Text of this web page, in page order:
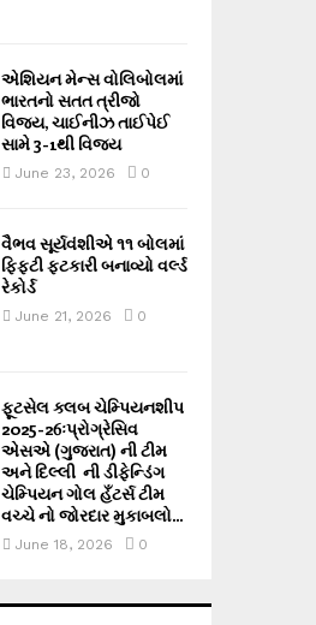
એશિયન મેન્સ વોલિબોલમાં
ભારતનો સતત ત્રીજો
વિજય, ચાઈનીઝ તાઈપેઈ
સામે 3-1થી વિજય
June 23, 2026 0
વૈભવ સૂર્યવંશીએ ૧૧ બોલમાં
ફિફ્ટી ફટકારી બનાવ્યો વર્લ્ડ
રેકોર્ડ
June 21, 2026 0
ફૂટસેલ ક્લબ ચેમ્પિયનશીપ
2025-26ઃપ્રોગ્રેસિવ
એસએ (ગુજરાત) ની ટીમ
અને દિલ્લી ની ડીફેન્ડિંગ
ચેમ્પિયન ગોલ હઁટર્સ ટીમ
વચ્ચે નો જોરદાર મુકાબલો...
June 18, 2026 0